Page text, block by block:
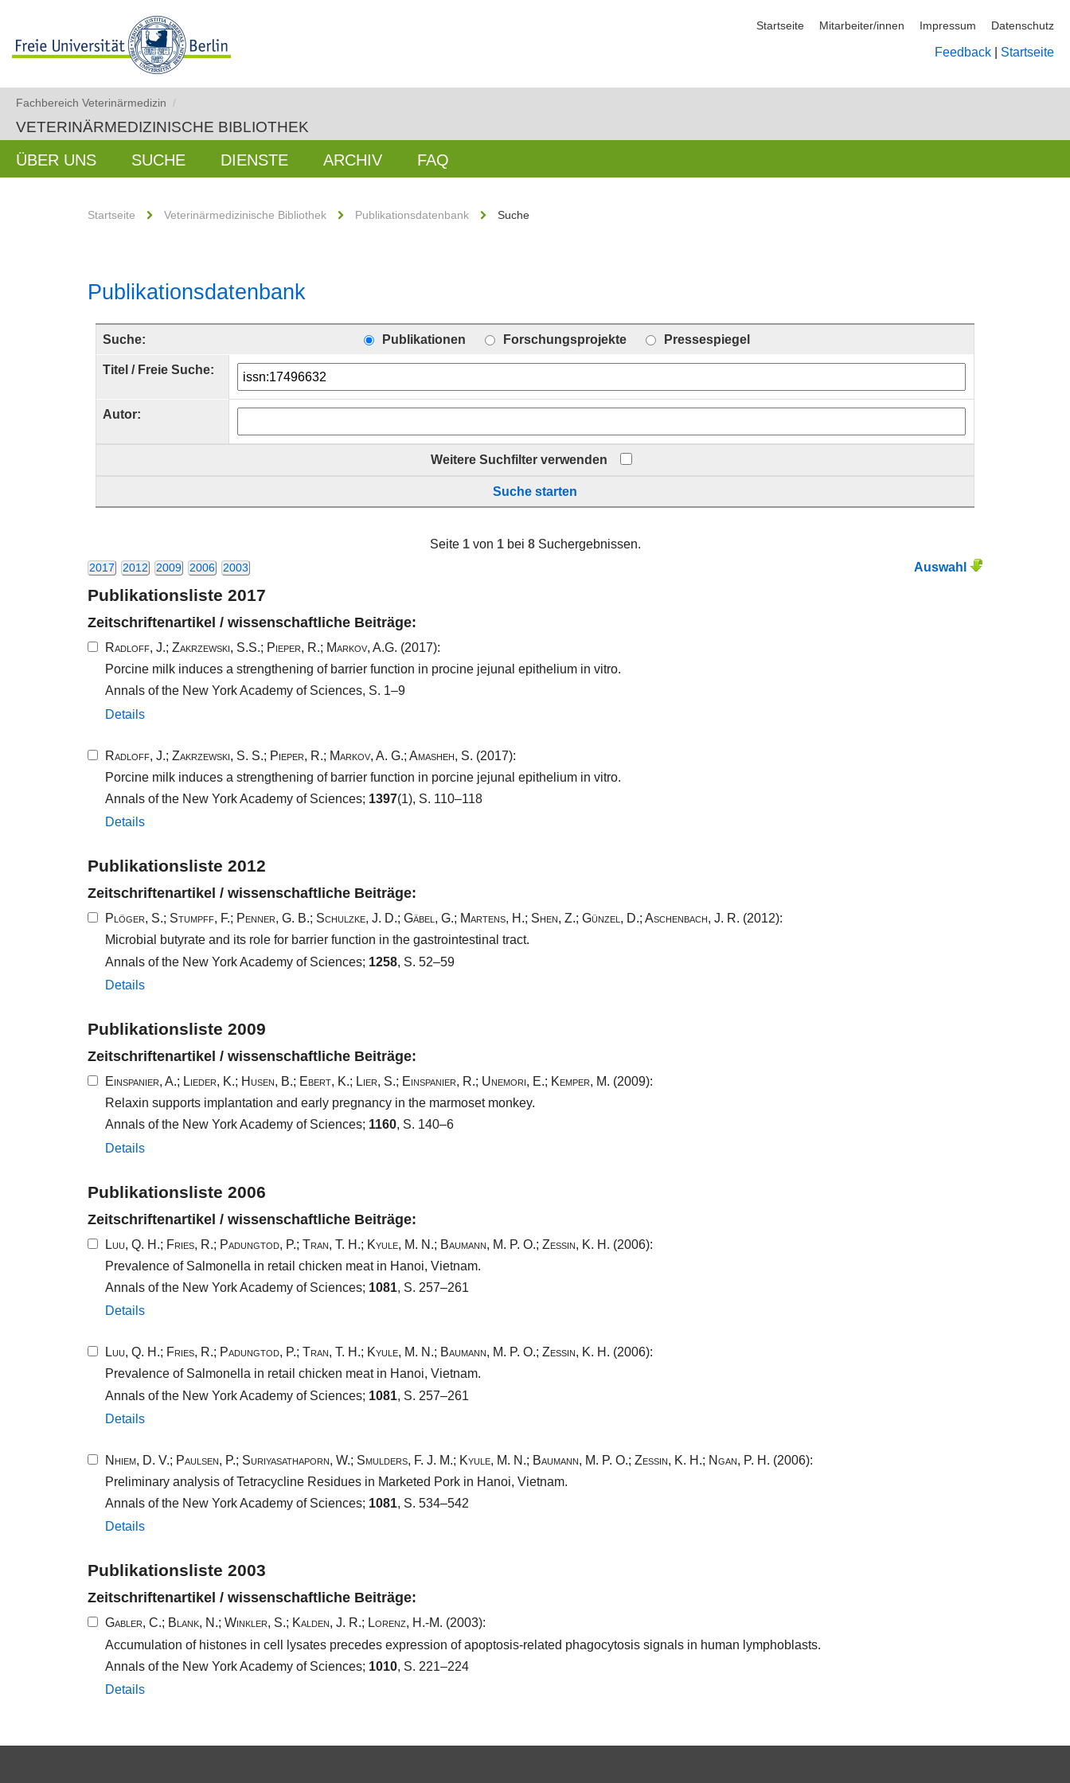
Startseite Mitarbeiter/innen Impressum Datenschutz
Feedback Startseite
Fachbereich Veterinärmedizin /
VETERINÄRMEDIZINISCHE BIBLIOTHEK
ÜBER UNS SUCHE DIENSTE ARCHIV FAQ
Startseite Veterinärmedizinische Bibliothek Publikationsdatenbank Suche
Publikationsdatenbank
Suche: Publikationen Forschungsprojekte Pressespiegel
Titel / Freie Suche:
Autor:
Weitere Suchfilter verwenden
Suche starten
Seite 1von 1bei 8Suchergebnissen.
Auswahl
2017 2012 2009 2006 2003
Publikationsliste 2017
Zeitschriftenartikel / wissenschaftliche Beiträge:
Radloff, J.; Zakrzewski, S.S.; Pieper, R.; Markov, A.G. (2017):
Porcine milk induces a strengthening of barrier function in procine jejunal epithelium in vitro.
Annals of the New York Academy of Sciences, S. 1–9
Details
Radloff, J.; Zakrzewski, S. S.; Pieper, R.; Markov, A. G.; Amasheh, S. (2017):
Porcine milk induces a strengthening of barrier function in porcine jejunal epithelium in vitro.
Annals of the New York Academy of Sciences; 1397(1), S. 110–118
Details
Publikationsliste 2012
Zeitschriftenartikel / wissenschaftliche Beiträge:
Plöger, S.; Stumpff, F.; Penner, G. B.; Schulzke, J. D.; Gäbel, G.; Martens, H.; Shen, Z.; Günzel, D.; Aschenbach, J. R. (2012):
Microbial butyrate and its role for barrier function in the gastrointestinal tract.
Annals of the New York Academy of Sciences; 1258, S. 52–59
Details
Publikationsliste 2009
Zeitschriftenartikel / wissenschaftliche Beiträge:
Einspanier, A.; Lieder, K.; Husen, B.; Ebert, K.; Lier, S.; Einspanier, R.; Unemori, E.; Kemper, M. (2009):
Relaxin supports implantation and early pregnancy in the marmoset monkey.
Annals of the New York Academy of Sciences; 1160, S. 140–6
Details
Publikationsliste 2006
Zeitschriftenartikel / wissenschaftliche Beiträge:
Luu, Q. H.; Fries, R.; Padungtod, P.; Tran, T. H.; Kyule, M. N.; Baumann, M. P. O.; Zessin, K. H. (2006):
Prevalence of Salmonella in retail chicken meat in Hanoi, Vietnam.
Annals of the New York Academy of Sciences; 1081, S. 257–261
Details
Luu, Q. H.; Fries, R.; Padungtod, P.; Tran, T. H.; Kyule, M. N.; Baumann, M. P. O.; Zessin, K. H. (2006):
Prevalence of Salmonella in retail chicken meat in Hanoi, Vietnam.
Annals of the New York Academy of Sciences; 1081, S. 257–261
Details
Nhiem, D. V.; Paulsen, P.; Suriyasathaporn, W.; Smulders, F. J. M.; Kyule, M. N.; Baumann, M. P. O.; Zessin, K. H.; Ngan, P. H. (2006):
Preliminary analysis of Tetracycline Residues in Marketed Pork in Hanoi, Vietnam.
Annals of the New York Academy of Sciences; 1081, S. 534–542
Details
Publikationsliste 2003
Zeitschriftenartikel / wissenschaftliche Beiträge:
Gabler, C.; Blank, N.; Winkler, S.; Kalden, J. R.; Lorenz, H.-M. (2003):
Accumulation of histones in cell lysates precedes expression of apoptosis-related phagocytosis signals in human lymphoblasts.
Annals of the New York Academy of Sciences; 1010, S. 221–224
Details